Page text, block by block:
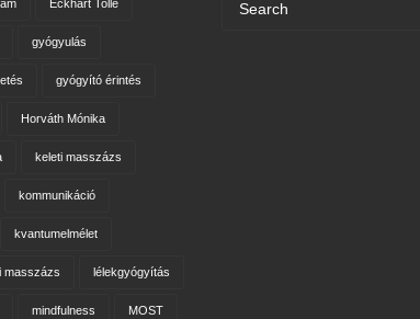
Eckhart Tolle
gyógyulás
gyógyító érintés
Horváth Mónika
keleti masszázs
kommunikáció
kvantumelmélet
masszázs lélekgyógyítás
mindfulness MOST